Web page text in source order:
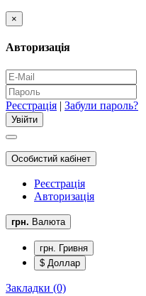
×
Авторизація
Реєстрація | Забули пароль?
Особистий кабінет
Реєстрація
Авторизація
грн. Валюта
грн. Гривня
$ Доллар
Закладки (0)